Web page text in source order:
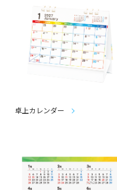
卓上カレンダー